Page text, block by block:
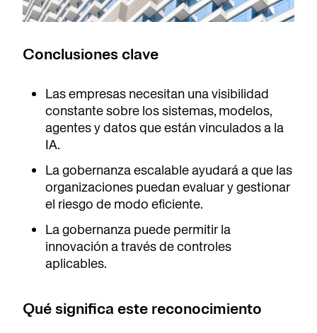
Conclusiones clave
Las empresas necesitan una visibilidad
constante sobre los sistemas, modelos,
agentes y datos que están vinculados a la
IA.
La gobernanza escalable ayudará a que las
organizaciones puedan evaluar y gestionar
el riesgo de modo eficiente.
La gobernanza puede permitir la
innovación a través de controles
aplicables.
Qué significa este reconocimiento